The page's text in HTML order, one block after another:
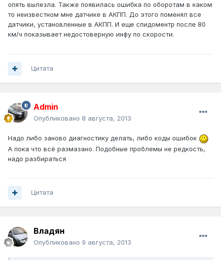
опять вылезла. Также появилась ошибка по оборотам в каком
то неизвестном мне датчике в АКПП. До этого поменял все
датчики, установленные в АКПП. И еще спидоментр после 80
км/ч показывает недостоверную инфу по скорости.
Цитата
Admin
Опубликовано 8 августа, 2013
Надо либо заново диагностику делать, либо коды ошибок
А пока что всё размазано. Подобные проблемы не редкость,
надо разбираться
Цитата
Владян
Опубликовано 9 августа, 2013